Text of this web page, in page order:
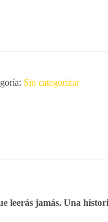
Sin categorizar
leerás jamás. Una